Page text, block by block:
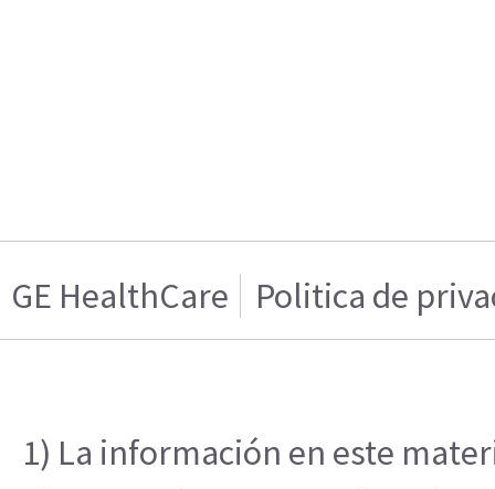
GE HealthCare Politica de
1) La información en este